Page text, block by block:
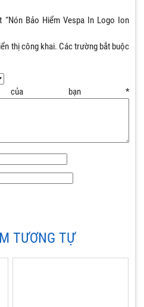
“Nón Bảo Hiểm Vespa In Logo Ion
thị công khai. Các trường bắt buộc
của bạn *
TƯƠNG TỰ